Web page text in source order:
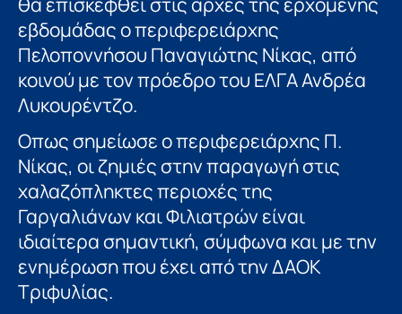
εβδομάδας ο περιφερειάρχης
Πελοποννήσου Παναγιώτης Νίκας, από
κοινού με τον πρόεδρο του ΕΛΓΑ Ανδρέα
Λυκουρέντζο.
Οπως σημείωσε ο περιφερειάρχης Π.
Νίκας, οι ζημιές στην παραγωγή στις
χαλαζόπληκτες περιοχές της
Γαργαλιάνων και Φιλιατρών είναι
ιδιαίτερα σημαντική, σύμφωνα και με την
ενημέρωση που έχει από την ΔΑΟΚ
Τριφυλίας.